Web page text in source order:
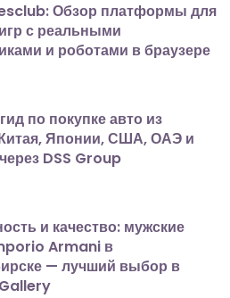
Обзор платформы для
с реальными
и роботами в браузере
по покупке авто из
Японии, США, ОАЭ и
DSS Group
и качество: мужские
Armani в
— лучший выбор в